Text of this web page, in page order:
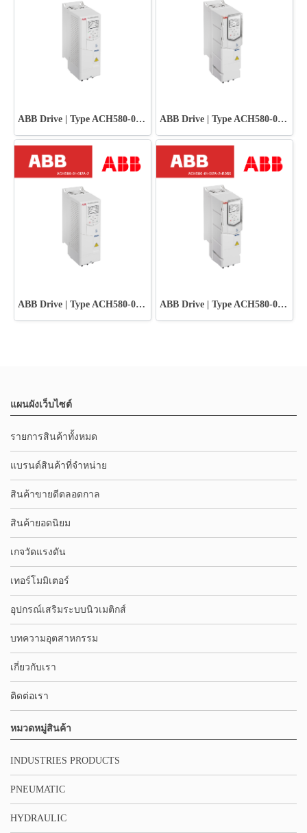
ABB Drive | Type ACH580-01-018A-2 ABB Drive | Type ACH580-01-018A-2+B056
ABB Drive | Type ACH580-01-012A-2 ABB Drive | Type ACH580-01-012A-2+B056
แผนผังเว็บไซต์
รายการสินค้าทั้งหมด
แบรนด์สินค้าที่จำหน่าย
สินค้าขายดีตลอดกาล
สินค้ายอดนิยม
เกจวัดแรงดัน
เทอร์โมมิเตอร์
อุปกรณ์เสริมระบบนิวเมติกส์
บทความอุตสาหกรรม
เกี่ยวกับเรา
ติดต่อเรา
หมวดหมู่สินค้า
INDUSTRIES PRODUCTS
PNEUMATIC
HYDRAULIC